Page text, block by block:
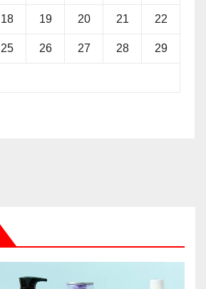
18 19 20 21 22
25 26 27 28 29